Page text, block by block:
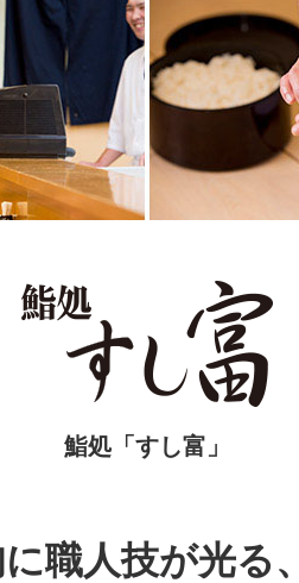
鮨処「すし富」
職人技が光る